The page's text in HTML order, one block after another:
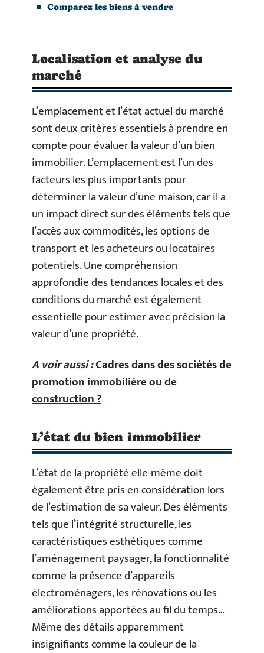
Comparez les biens à vendre
Localisation et analyse du
marché
L’emplacement et l’état actuel du marché
sont deux critères essentiels à prendre en
compte pour évaluer la valeur d’un bien
immobilier. L’emplacement est l’un des
facteurs les plus importants pour
déterminer la valeur d’une maison, car il a
un impact direct sur des éléments tels que
l’accès aux commodités, les options de
transport et les acheteurs ou locataires
potentiels. Une compréhension
approfondie des tendances locales et des
conditions du marché est également
essentielle pour estimer avec précision la
valeur d’une propriété.
A voir aussi :Cadres dans des sociétés de
promotion immobilière ou de
construction ?
L’état du bien immobilier
L’état de la propriété elle-même doit
également être pris en considération lors
de l’estimation de sa valeur. Des éléments
tels que l’intégrité structurelle, les
caractéristiques esthétiques comme
l’aménagement paysager, la fonctionnalité
comme la présence d’appareils
électroménagers, les rénovations ou les
améliorations apportées au fil du temps…
Même des détails apparemment
insignifiants comme la couleur de la